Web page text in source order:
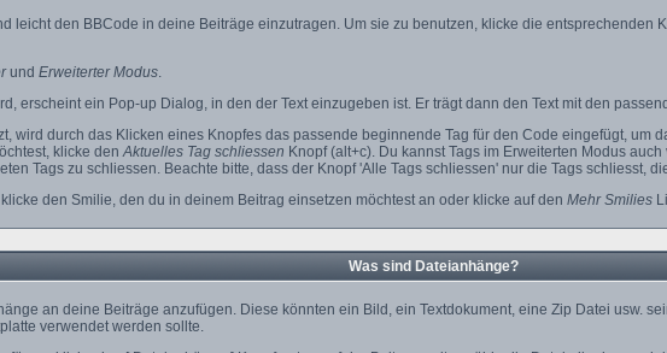
leicht den BBCode in deine Beiträge einzutragen. Um sie zu benutzen, klicke die entsprechenden
und Erweiterter Modus.
erscheint ein Pop-up Dialog, in den der Text einzugeben ist. Er trägt dann den Text mit den
wird durch das Klicken eines Knopfes das passende beginnende Tag für den Code eingefügt, um
klicke denAktuelles Tag schliessen Knopf (alt+c). Du kannst Tags im Erweiterten Modus
Tags zu schliessen. Beachte bitte, dass der Knopf 'Alle Tags schliessen' nur die Tags schliesst,
den Smilie, den du in deinem Beitrag einsetzen möchtest an oder klicke auf den Mehr Smilies
Was sind Dateianhänge?
an deine Beiträge anzufügen. Diese könnten ein Bild, ein Textdokument, eine Zip Datei usw.
verwendet werden sollte.